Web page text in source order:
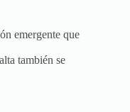
emergente que
también se